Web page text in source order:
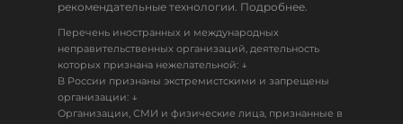
рекомендательные технологии. Подробнее.
Перечень иностранных и международных
неправительственных организаций, деятельность
которых признана нежелательной: ↓
В России признаны экстремистскими и запрещены
организации: ↓
Организации, СМИ и физические лица, признанные в